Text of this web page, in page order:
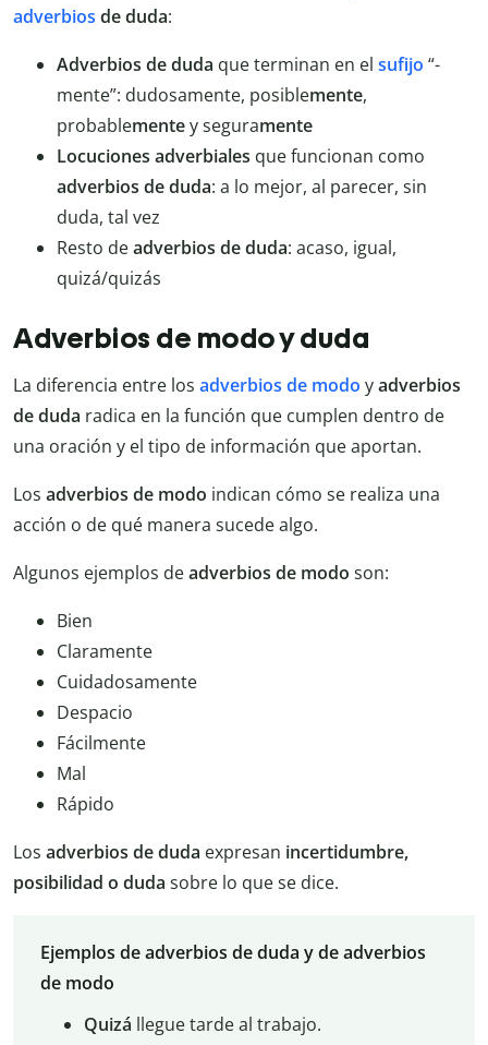
adverbios de duda:
Adverbios de duda que terminan en el sufijo “-
mente”: dudosamente, posiblemente,
probablementey seguramente
Locuciones adverbiales que funcionan como
adverbios de duda: a lo mejor, al parecer, sin
duda, tal vez
Resto deadverbios de duda: acaso, igual,
quizá/quizás
Adverbios de modo y duda
La diferencia entre los adverbios de modo yadverbios
de duda radica en la función que cumplen dentro de
una oración y el tipo de información que aportan.
Los adverbios de modo indican cómo se realiza una
acción o de qué manera sucede algo.
Algunos ejemplos deadverbios de modo son:
Bien
Claramente
Cuidadosamente
Despacio
Fácilmente
Mal
Rápido
Los adverbios de duda expresan incertidumbre,
posibilidad o duda sobre lo que se dice.
Ejemplos de adverbios de duda y de adverbios
de modo
Quizá llegue tarde al trabajo.